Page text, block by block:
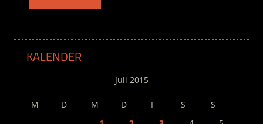
KALENDER
Juli 2015
M D M D F S
S